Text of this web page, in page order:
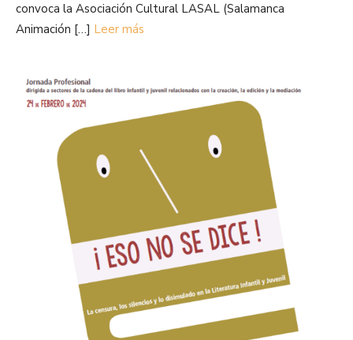
convoca la Asociación Cultural LASAL (Salamanca
Animación […] Leer más